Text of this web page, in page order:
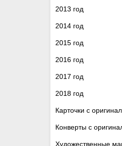
2013 год
2014 год
2015 год
2016 год
2017 год
2018 год
Карточки с
Конверты с
Художественные